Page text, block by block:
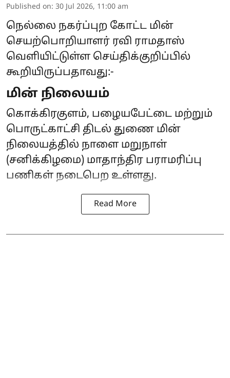
Published on: 30 Jul 2026, 11:00 am
நெல்லை நகர்ப்புற கோட்ட மின்
செயற்பொறியாளர் ரவி ராமதாஸ்
வெளியிட்டுள்ள செய்திக்குறிப்பில்
கூறியிருப்பதாவது:-
மின் நிலையம்
கொக்கிரகுளம், பழையபேட்டை மற்றும்
பொருட்காட்சி திடல் துணை மின்
நிலையத்தில் நாளை மறுநாள்
(சனிக்கிழமை) மாதாந்திர பராமரிப்பு
பணிகள் நடைபெற உள்ளது.
Read More